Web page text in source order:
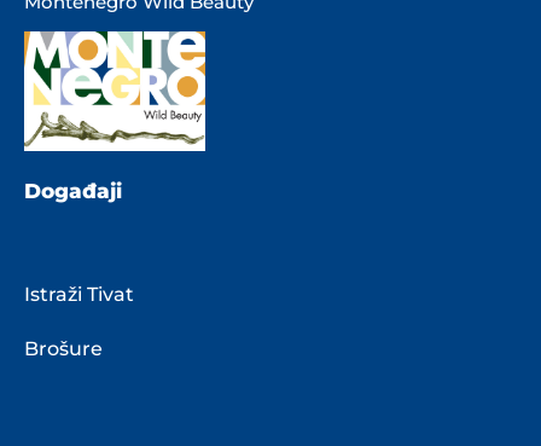
Događaji
Istraži Tivat
Brošure